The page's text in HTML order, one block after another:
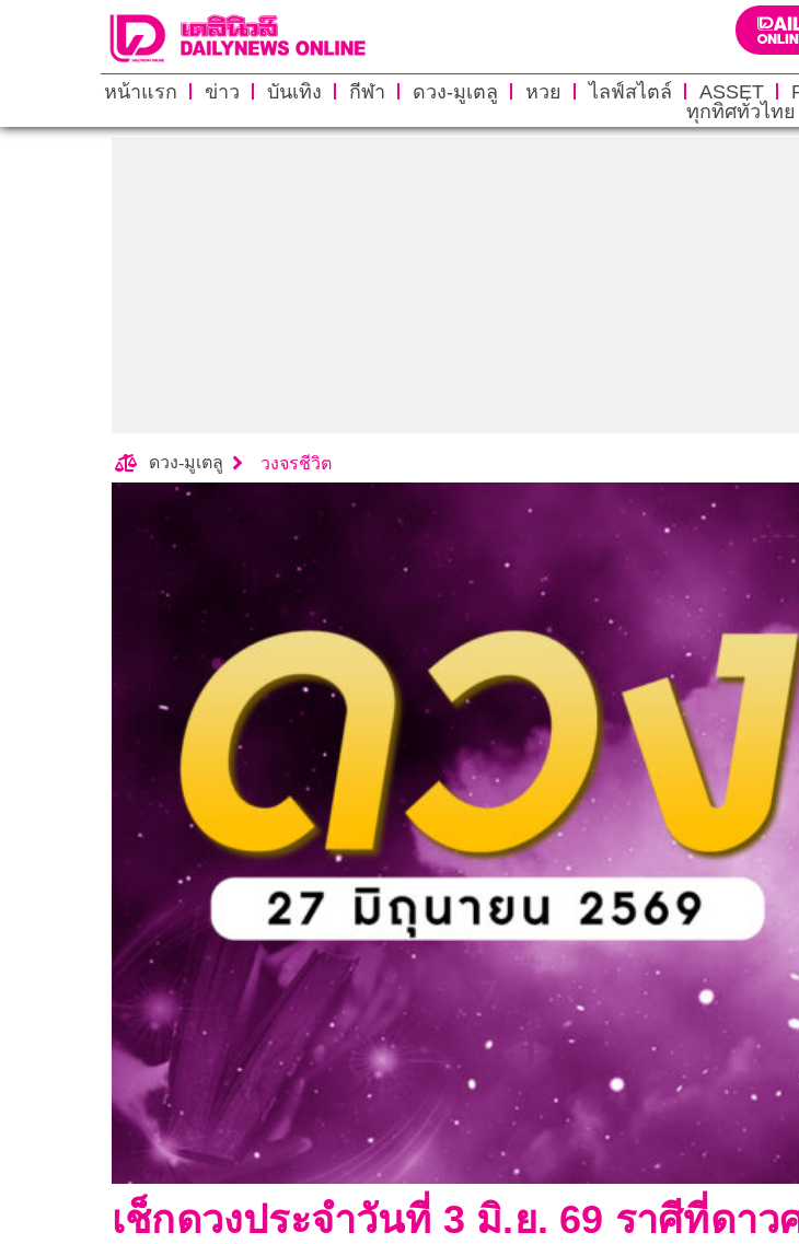
หน้าแรก ข่าว บันเทิง กีฬา ดวง-มูเตลู หวย ไลฟ์สไตล์ ASSET
ทุกทิศทั่วไทย
ดวง-มูเตลู วงจรชีวิต
เช็กดวงประจำวันที่ 3 มิ.ย. 69 ราศีที่ดา